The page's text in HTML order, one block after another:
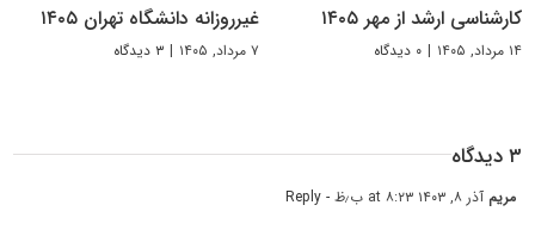
کارشناسی ارشد از مهر ۱۴۰۵
۱۴ مرداد, ۱۴۰۵ | ۰ دیدگاه
غیرروزانه دانشگاه تهران ۱۴۰۵
۷ مرداد, ۱۴۰۵ | ۳ دیدگاه
۳ دیدگاه
مریم آذر ۸, ۱۴۰۳ at ۸:۲۳ ب٫ظ - Reply